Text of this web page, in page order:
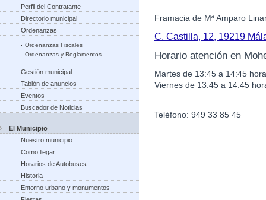
Perfil del Contratante
Directorio municipal
Ordenanzas
Ordenanzas Fiscales
Ordenanzas y Reglamentos
Gestión municipal
Tablón de anuncios
Eventos
Buscador de Noticias
El Municipio
Nuestro municipio
Como llegar
Horarios de Autobuses
Historia
Entorno urbano y monumentos
Framacia de Mª Amparo
C. Castilla, 12, 19219
Horario atención en
Martes de 13:45 a 14:45
Viernes de 13:45 a 14:45
Teléfono: 949 33 85 45